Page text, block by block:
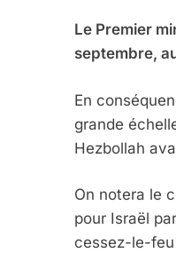
Le Premier
septembre,
En
grande
Hezbollah
On notera le
pour Israël
cessez-le-